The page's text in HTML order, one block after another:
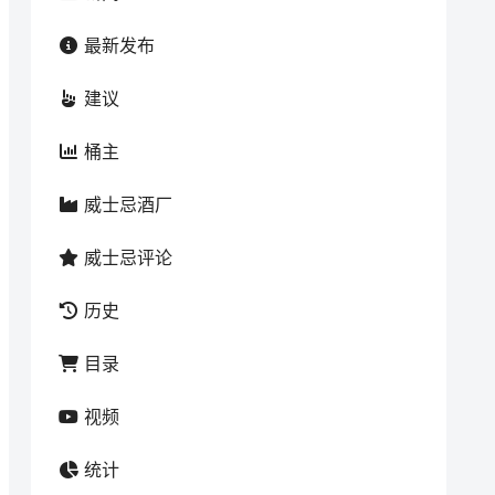
最新发布
建议
桶主
威士忌酒厂
威士忌评论
历史
目录
视频
统计